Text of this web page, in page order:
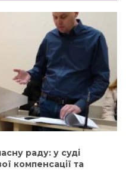
раду: у суді
компенсації та